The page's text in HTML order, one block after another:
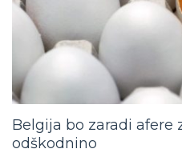
Belgija bo zaradi afere
odškodnino